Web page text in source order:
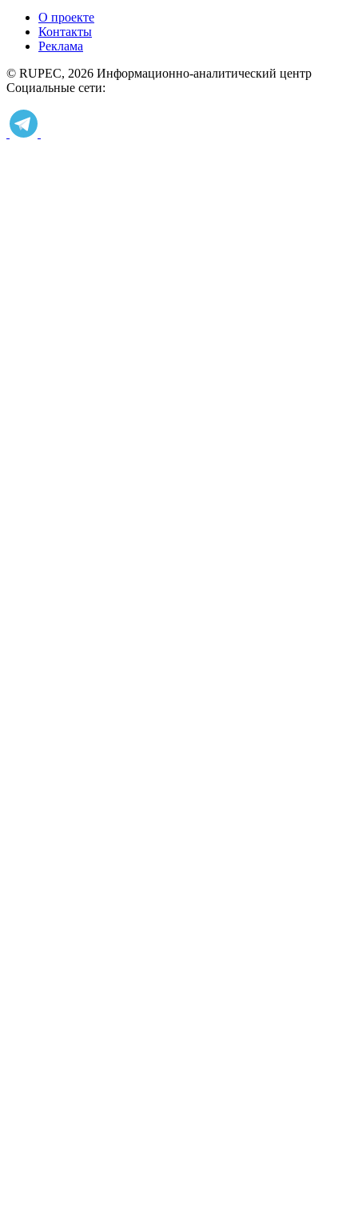
О проекте
Контакты
Реклама
© RUPEC, 2026 Информационно-аналитический центр
Социальные сети: